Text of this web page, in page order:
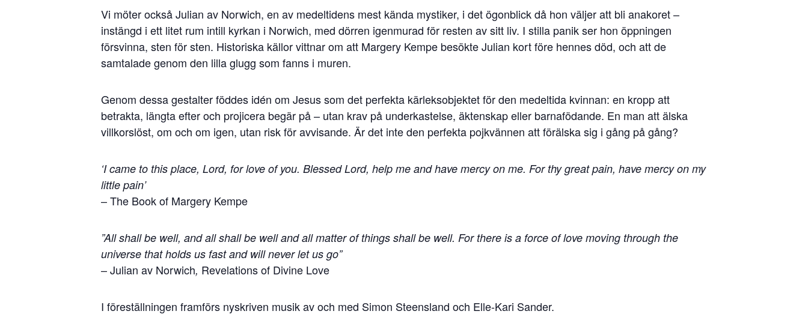
Vi möter också Julian av Norwich, en av medeltidens mest kända mystiker, i det ögonblick då hon väljer att bli anakoret –
instängd i ett litet rum intill kyrkan i Norwich, med dörren igenmurad för resten av sitt liv. I stilla panik ser hon öppningen
försvinna, sten för sten. Historiska källor vittnar om att Margery Kempe besökte Julian kort före hennes död, och att de
samtalade genom den lilla glugg som fanns i muren.
Genom dessa gestalter föddes idén om Jesus som det perfekta kärleksobjektet för den medeltida kvinnan: en kropp att
betrakta, längta efter och projicera begär på – utan krav på underkastelse, äktenskap eller barnafödande. En man att älska
villkorslöst, om och om igen, utan risk för avvisande. Är det inte den perfekta pojkvännen att förälska sig i gång på gång?
‘I came to this place, Lord, for love of you. Blessed Lord, help me and have mercy on me. For thy great pain, have mercy on my
little pain’
– The Book of Margery Kempe
”All shall be well, and all shall be well and all matter of things shall be well. For there is a force of love moving through the
universe that holds us fast and will never let us go”
– Julian av Norwich, Revelations of Divine Love
I föreställningen framförs nyskriven musik av och med Simon Steensland och Elle-Kari Sander.